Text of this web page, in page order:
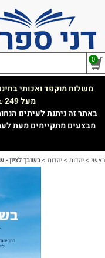
0
משלוח מוקפד ואכותי
מעל 249
באתר זה ניתנת לעיתים
מבצעים מתקיימים מעת
ראשי >יהדות >יהדות >בשובך לציון -